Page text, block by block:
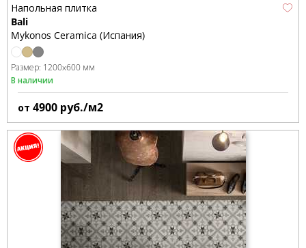
Напольная плитка
Bali
Mykonos Ceramica (Испания)
Размер: 1200x600 мм
В наличии
от 4900 руб./м2